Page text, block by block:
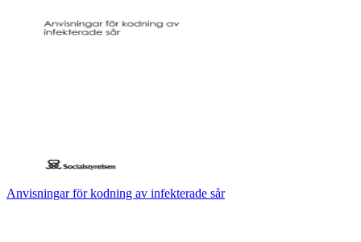
Anvisningar för kodning av infekterade sår